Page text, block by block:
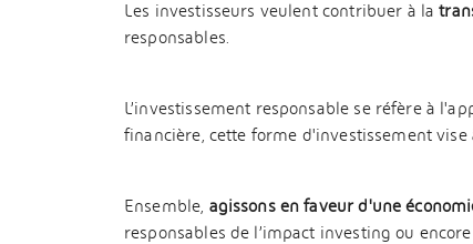
Les investisseurs veulent contribuer à la
responsables.
L’investissement responsable se réfère à
financière, cette forme d'investissement
Ensemble, agissons en faveur d'une
responsables de l’impact investing ou